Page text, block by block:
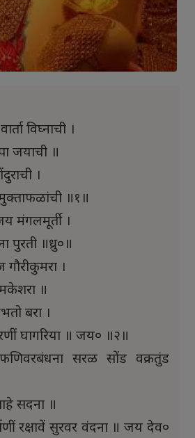
विघ्नाची ।
जयाची ॥
।
॥१॥
मंगलमूर्ती ।
पुरती ॥ध्रु०॥
।
॥
बरा ।
घागरिया ॥ जय० ॥२॥
सरळ सोंड वक्रतुंड
सदना ॥
रक्षावें सुरवर वंदना ॥ जय देव०